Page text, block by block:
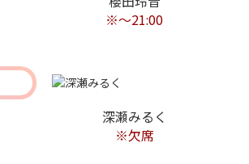
※〜21:00
深瀬みるく
※欠席